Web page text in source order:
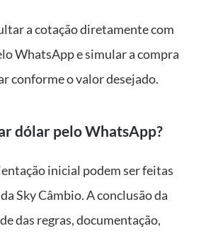
a cotação diretamente com
WhatsApp e simular a compra
conforme o valor desejado.
dólar pelo WhatsApp?
inicial podem ser feitas
Sky Câmbio. A conclusão da
das regras, documentação,